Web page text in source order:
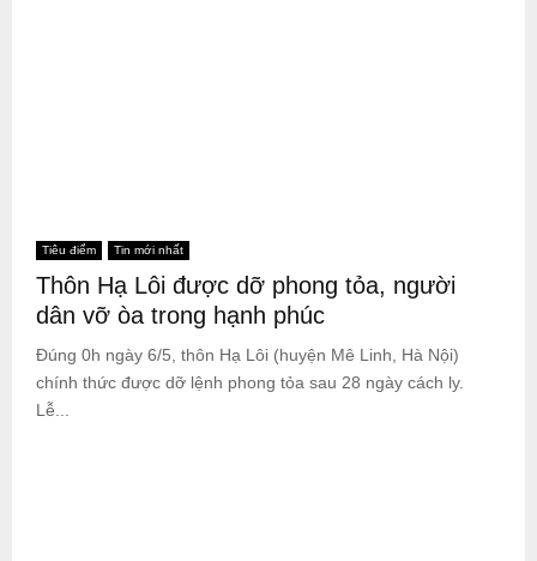
Tiêu điểm Tin mới nhất
Thôn Hạ Lôi được dỡ phong tỏa, người
dân vỡ òa trong hạnh phúc
Đúng 0h ngày 6/5, thôn Hạ Lôi (huyện Mê Linh, Hà Nội)
chính thức được dỡ lệnh phong tỏa sau 28 ngày cách ly.
Lễ...